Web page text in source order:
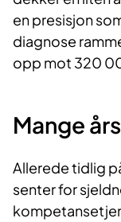
en presisjon
diagnose
opp mot 320
Mange
Allerede tidlig
senter for